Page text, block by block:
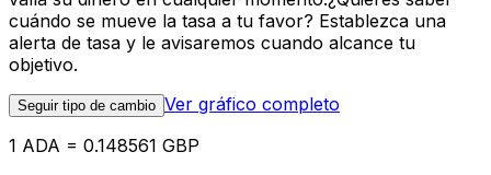
cuándo se mueve la tasa a tu favor? Establezca una
alerta de tasa y le avisaremos cuando alcance tu
objetivo.
Seguir tipo de cambio Ver gráfico completo
1 ADA = 0.148561 GBP